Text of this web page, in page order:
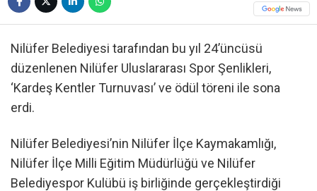
Nilüfer Belediyesi tarafından bu yıl 24’üncüsü
düzenlenen Nilüfer Uluslararası Spor Şenlikleri,
‘Kardeş Kentler Turnuvası’ ve ödül töreni ile sona
erdi.
Nilüfer Belediyesi’nin Nilüfer İlçe Kaymakamlığı,
Nilüfer İlçe Milli Eğitim Müdürlüğü ve Nilüfer
Belediyespor Kulübü iş birliğinde gerçekleştirdiği